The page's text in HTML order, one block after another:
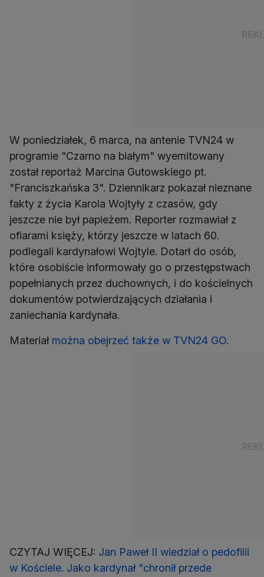
W poniedziałek, 6 marca, na antenie TVN24 w
programie "Czarno na białym" wyemitowany
został reportaż Marcina Gutowskiego pt.
"Franciszkańska 3". Dziennikarz pokazał nieznane
fakty z życia Karola Wojtyły z czasów, gdy
jeszcze nie był papieżem. Reporter rozmawiał z
ofiarami księży, którzy jeszcze w latach 60.
podlegali kardynałowi Wojtyle. Dotarł do osób,
które osobiście informowały go o przestępstwach
popełnianych przez duchownych, i do kościelnych
dokumentów potwierdzających działania i
zaniechania kardynała.
Materiał można obejrzeć także w TVN24 GO.
CZYTAJ WIĘCEJ: Jan Paweł II wiedział o pedofilii
w Kościele. Jako kardynał "chronił przede